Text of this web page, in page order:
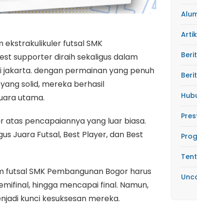
futsal SMK
supporter diraih sekaligus dalam
dengan permainan yang penuh
solid, mereka berhasil
utama.
atas pencapaiannya yang luar biasa.
Juara Futsal, Best Player, dan Best
SMK Pembangunan Bogor harus
hingga mencapai final. Namun,
kunci kesuksesan mereka.